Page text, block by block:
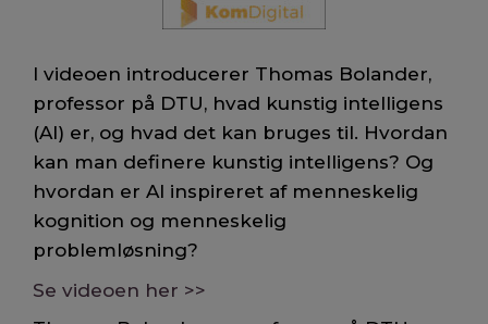
I videoen introducerer Thomas Bolander,
professor på DTU, hvad kunstig intelligens
(AI) er, og hvad det kan bruges til. Hvordan
kan man definere kunstig intelligens? Og
hvordan er AI inspireret af menneskelig
kognition og menneskelig
problemløsning?
Se videoen her >>